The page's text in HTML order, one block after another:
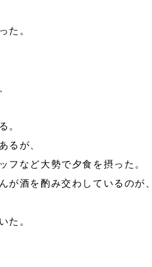
た。
。
るが、
フなど大勢で夕食を摂った。
が酒を酌み交わしているのが、
た。